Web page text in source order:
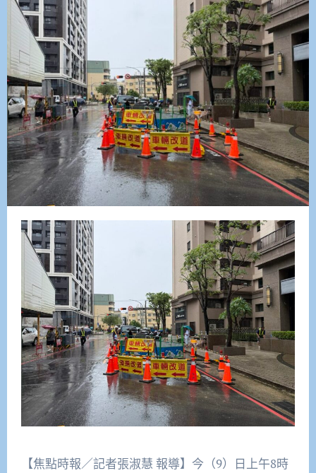
【焦點時報／記者張淑慧 報導】今（9）日上午8時